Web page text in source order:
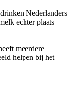
Nederlanders
echter plaats
meerdere
helpen bij het